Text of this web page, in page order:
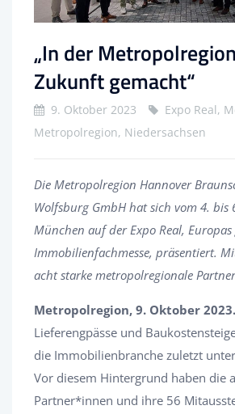
„In der
Zukunft gemacht“
9. Oktober 2023
Expo Real,
Metropolregion, Niedersachsen
Die Metropolregion Hannover
Wolfsburg GmbH hat sich vom 4. bis
München auf der Expo Real,
Immobilienfachmesse, präsentiert.
acht starke metropolregionale
Metropolregion, 9. Oktober 2023.
Lieferengpässe und
die Immobilienbranche zuletzt
Vor diesem Hintergrund haben die
Partner*innen und ihre 56